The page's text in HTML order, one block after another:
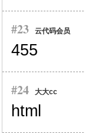
#23 云代码会员
455
#24 大大cc
html